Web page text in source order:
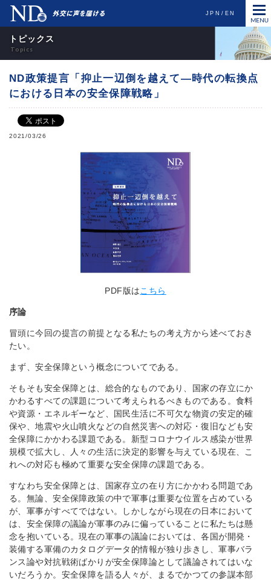
JPN EN
トピックス
ND政策提言「抑止一辺倒を越えて―時代の転換点
における日本の安全保障戦略」
2021/03/26
PDF版はこちら
序論
冒頭に今回の提言の前提となる私たちの考え方から述べておき
たい。
まず、安全保障という概念についてである。
そもそも安全保障とは、総合的なものであり、国家の存立にか
かわるすべての課題について考えられるべきものである。食料
や資源・エネルギーなど、国民生活に不可欠な物資の安定的確
保や、地震や火山噴火などの自然災害への対応・復旧なども安
全保障にかかわる課題である。新型コロナウイルス感染が世界
規模で拡大し、人々の生活に決定的影響を与えている現在、こ
れへの対応も極めて重要な安全保障の課題である。
すなわち安全保障とは、国家存立の在り方にかかわる問題であ
る。無論、安全保障政策の中で軍事は重要な位置を占めている
が、軍事がすべてではない。しかしながら現在の日本において
は、安全保障の議論が軍事のみに偏っていることに私たちは懸
念を抱いている。現在の軍事の議論においては、各国が開発・
装備する軍備のカタログデータ的情報が独り歩きし、軍事バラ
ンス論や対抗戦術ばかりが安全保障論として議論されてはいな
いだろうか。安全保障を語る人々が、まるでかつての参謀本部